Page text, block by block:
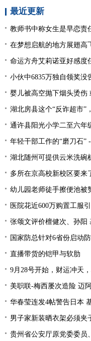
最近更新
教师书中称女生是早恋责
在梦想启航的地方展翅高
命运方舟艾莉诺亚好感度
小伙中6835万独自领奖
婴儿被高空抛下烟头烫伤
湖北房县这个“反诈超市”
通许县阳光小学二至六年
年轻干部工作的“磨刀石”
湖北随州可提供云米洗碗
多所在京高校新校区要来
幼儿园老师徒手擦便池被
医院花近600万购置工服
张颂文评价檀健次、孙阳
国家防总针对6省份启动
直播带货的铠甲与软肋
9月28号开始，财运冲天
美职联-梅西屡次造险 迈
华春莹连发4帖警告日本
男子家新装晒衣架必须夹
贵州省公安厅原党委委员、省纪委监委